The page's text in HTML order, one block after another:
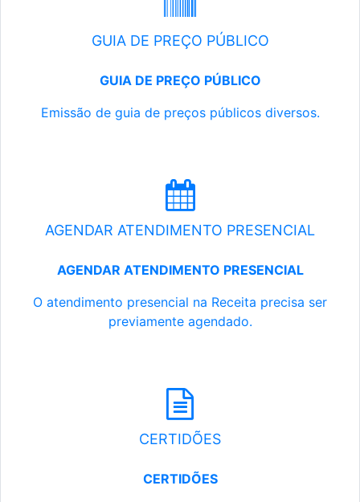
GUIA DE PREÇO PÚBLICO
GUIA DE PREÇO PÚBLICO
Emissão de guia de preços públicos diversos.
AGENDAR ATENDIMENTO PRESENCIAL
AGENDAR ATENDIMENTO PRESENCIAL
O atendimento presencial na Receita precisa ser
previamente agendado.
CERTIDÕES
CERTIDÕES